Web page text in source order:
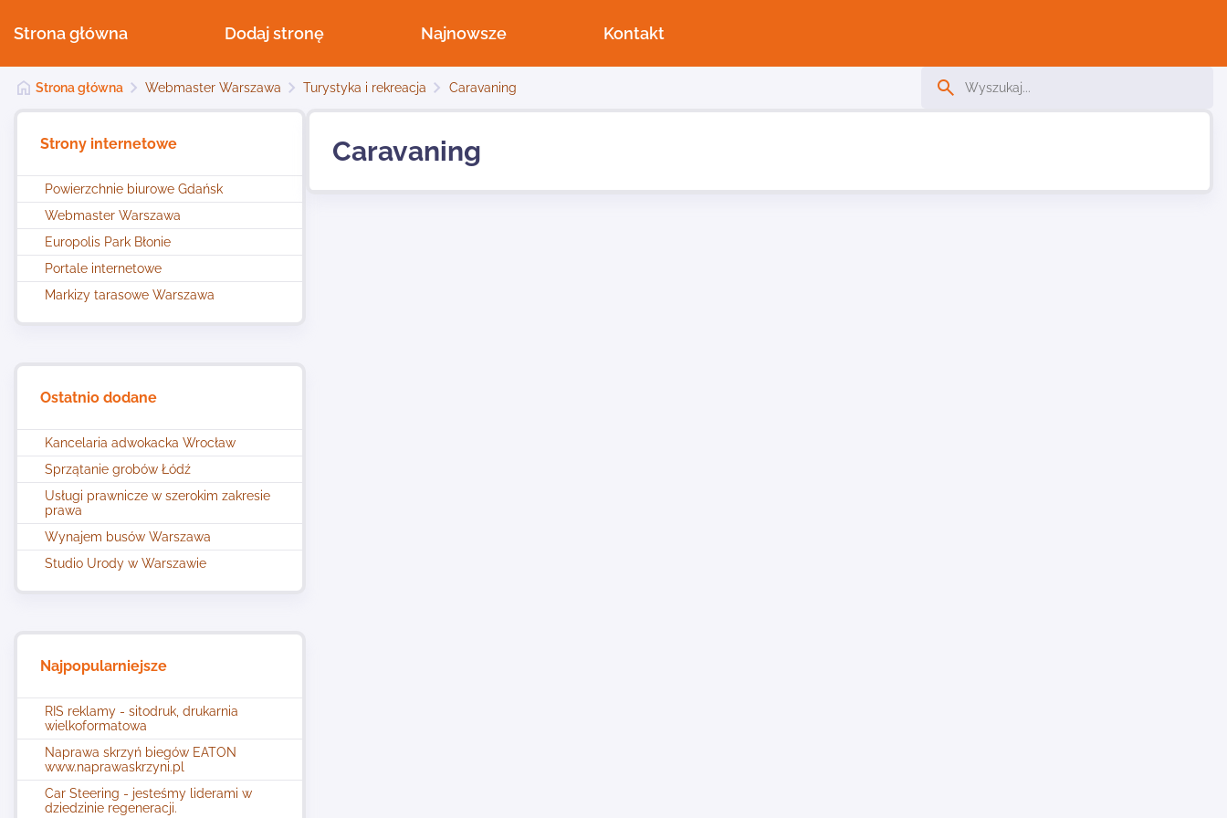
Strona główna Dodaj stronę Najnowsze Kontakt
Strona główna Webmaster Warszawa Turystyka i rekreacja Caravaning
Strony internetowe
Powierzchnie biurowe Gdańsk
Webmaster Warszawa
Europolis Park Błonie
Portale internetowe
Markizy tarasowe Warszawa
Ostatnio dodane
Kancelaria adwokacka Wrocław
Sprzątanie grobów Łódź
Usługi prawnicze w szerokim zakresie
prawa
Wynajem busów Warszawa
Studio Urody w Warszawie
Najpopularniejsze
RIS reklamy - sitodruk, drukarnia
wielkoformatowa
Naprawa skrzyń biegów EATON
www.naprawaskrzyni.pl
Car Steering - jesteśmy liderami w
dziedzinie regeneracji.
Caravaning